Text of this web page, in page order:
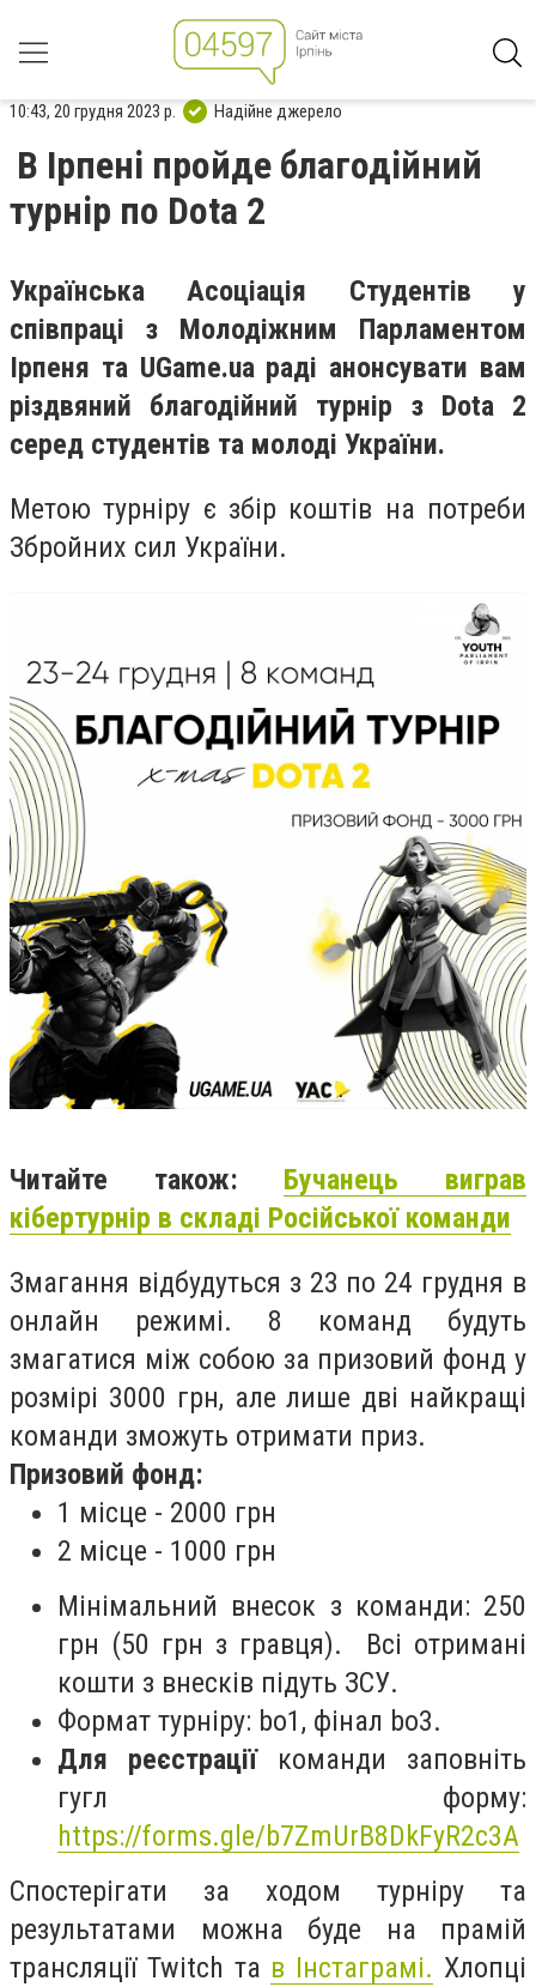
10:43, 20 грудня 2023 р. Надійне джерело
В Ірпені пройде благодійний
турнір по Dota 2
Українська Асоціація Студентів у
співпраці з Молодіжним Парламентом
Ірпеня та UGame.ua раді анонсувати вам
різдвяний благодійний турнір з Dota 2
серед студентів та молоді України.
Метою турніру є збір коштів на потреби
Збройних сил України.
Читайте також: Бучанець виграв
кібертурнір в складі Російської команди
Змагання відбудуться з 23 по 24 грудня в
онлайн режимі. 8 команд будуть
змагатися між собою за призовий фонд у
розмірі 3000 грн, але лише дві найкращі
команди зможуть отримати приз.
Призовий фонд:
1 місце - 2000 грн
2 місце - 1000 грн
Мінімальний внесок з команди: 250
грн (50 грн з гравця). Всі отримані
кошти з внесків підуть ЗСУ.
Формат турніру: bo1, фінал bo3.
Для реєстраціїкоманди заповніть
гугл форму:
https://forms.gle/b7ZmUrB8DkFyR2c3A
Спостерігати за ходом турніру та
результатами можна буде на прамій
трансляції Twitch та в Інстаграмі. Хлопці